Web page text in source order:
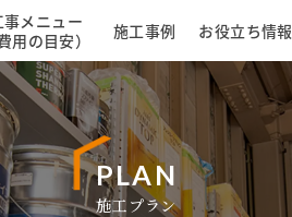
事メニュー
費用の目安）
施工事例 お役立ち情報
PLAN
施工プラン